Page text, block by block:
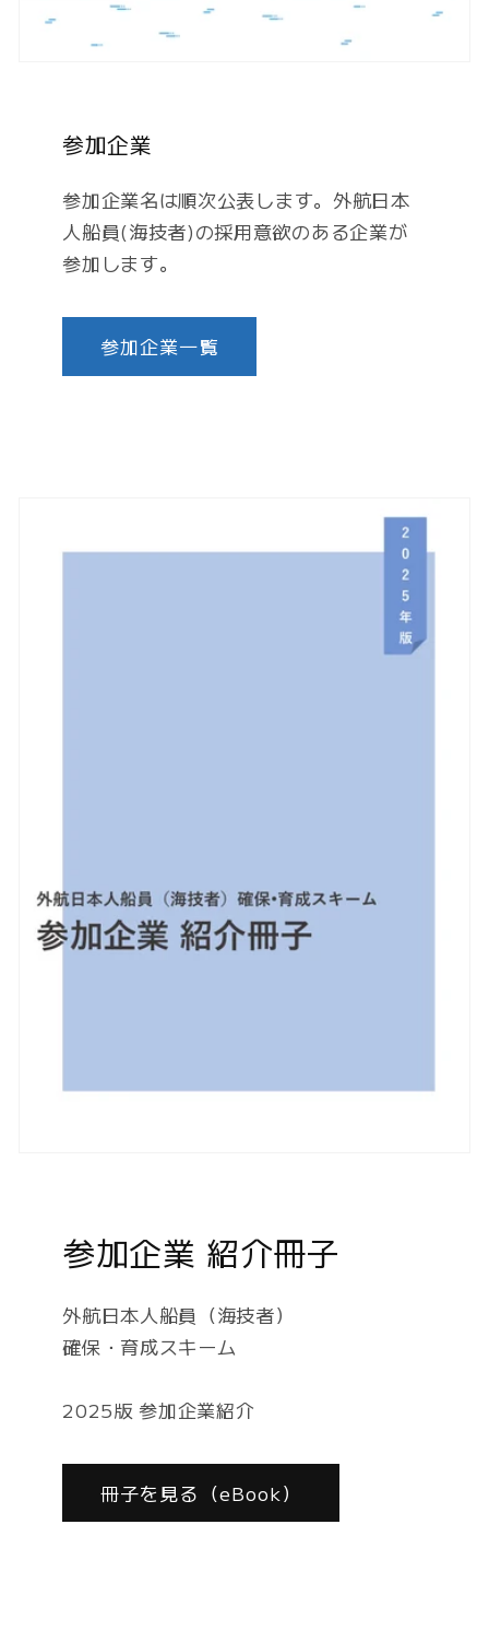
参加企業
参加企業名は順次公表します。外航日本
人船員(海技者)の採用意欲のある企業が
参加します。
参加企業一覧
参加企業 紹介冊子
外航日本人船員（海技者）
確保・育成スキーム
2025版 参加企業紹介
冊子を見る（eBook）